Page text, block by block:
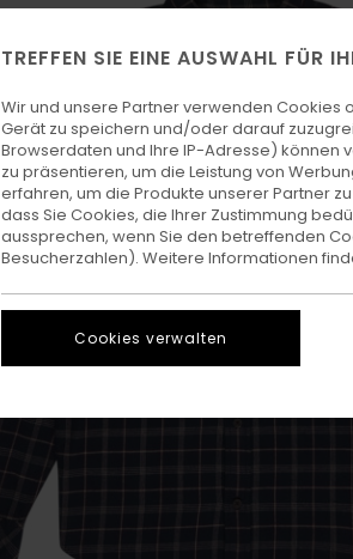
TREFFEN SIE EINE AUSWAHL FÜR
Wir und unsere Partner verwenden
Gerät zu speichern und/oder darauf
Browserdaten und Ihre IP-Adresse) können
zu präsentieren, um die Leistung von
erfahren, um die Produkte unserer Partner
dass Sie Cookies, die Ihrer Zustimmung
aussprechen, wenn Sie den betreffenden
Besucherzahlen). Weitere Informationen
Cookies verwalten